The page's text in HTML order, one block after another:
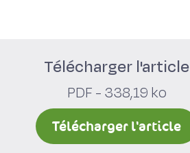
Télécharger l'article
PDF - 338,19 ko
Télécharger l'article